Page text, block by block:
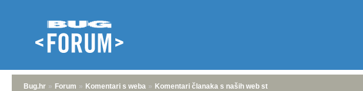
Bug.hr » Forum » Komentari s weba » Komentari članaka s naših web stranica